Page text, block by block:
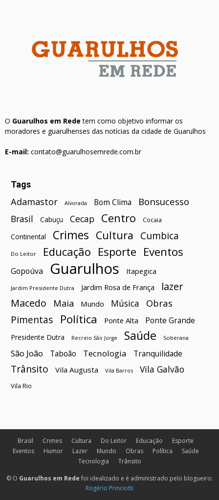
O Guarulhos em Rede tem como objetivo informar os
moradores e guarulhenses das notícias da cidade de Guarulhos
E-mail: contato@guarulhosemrede.com.br
Tags
Adamastor Alvorada Bom Clima Bonsucesso
Brasil Cabuçu Cecap Centro Cocaia
Continental Crimes Cultura Cumbica
Do Leitor Educação Esporte Eventos
Gopoúva Guarulhos Itapegica
Jardim Presidente Dutra Jardim Rosa de França
lazer
Macedo
Maia Mundo Música Obras
Pimentas Política Ponte Alta Ponte Grande
Presidente Dutra Recreio São Jorge Saúde Soberana
São João Taboão Tecnologia Tranquilidade
Trânsito Vila Augusta Vila Barros Vila Galvão
Vila Rio
Brasil Crimes Cultura Do Leitor Educação
Esporte
Eventos
Humor Lazer Mundo Obras Política
Saúde
Tecnologia
Trânsito
© O Guarulhos em Rede foi idealizado e é administrado pelo blogueiro:
Rogério Princiotti